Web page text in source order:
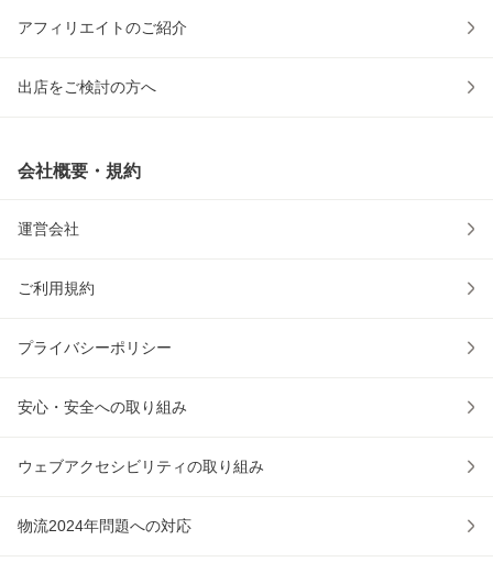
アフィリエイトのご紹介
出店をご検討の方へ
会社概要・規約
運営会社
ご利用規約
プライバシーポリシー
安心・安全への取り組み
ウェブアクセシビリティの取り組み
物流2024年問題への対応